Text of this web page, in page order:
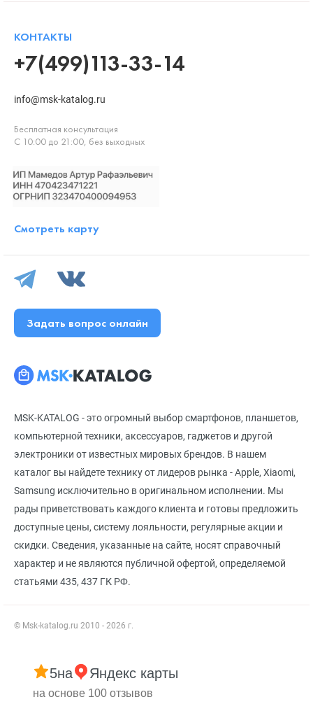
MSK-KATALOG - это огромный выбор смартфонов, планшетов,
компьютерной техники, аксессуаров, гаджетов и другой
электроники от известных мировых брендов. В нашем
каталог вы найдете технику от лидеров рынка - Apple, Xiaomi,
Samsung исключительно в оригинальном исполнении. Мы
рады приветствовать каждого клиента и готовы предложить
доступные цены, систему лояльности, регулярные акции и
скидки. Сведения, указанные на сайте, носят справочный
характер и не являются публичной офертой, определяемой
статьями 435, 437 ГК РФ.
© Msk-katalog.ru 2010 - 2026 г.
КОНТАКТЫ
+7(499)113-33-14
info@msk-katalog.ru
Бесплатная консультация
С 10:00 до 21:00, без выходных
Смотреть карту
Задать вопрос онлайн
5на Яндекс карты
на основе 100 отзывов